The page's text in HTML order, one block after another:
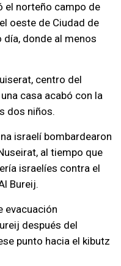
el norteño campo de
oeste de Ciudad de
día, donde al menos
centro del
casa acabó con la
dos niños.
israelí bombardearon
al tiempo que
israelíes contra el
Bureij.
evacuación
después del
punto hacia el kibutz